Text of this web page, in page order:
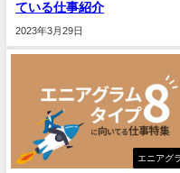
ている仕事紹介
2023年3月29日
エニアグ